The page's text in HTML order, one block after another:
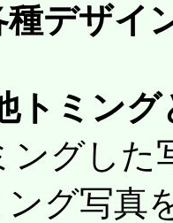
種デザイ
トミン
ングした
ング写真